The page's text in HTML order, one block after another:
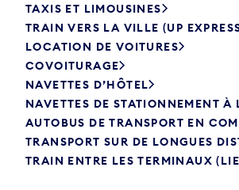
TAXIS ET LIMOUSINES
TRAIN VERS LA VILLE (UP
LOCATION DE VOITURES
COVOITURAGE
NAVETTES D’HÔTEL
NAVETTES DE STATIONNEMENT À
AUTOBUS DE TRANSPORT EN
TRANSPORT SUR DE LONGUES
TRAIN ENTRE LES TERMINAUX